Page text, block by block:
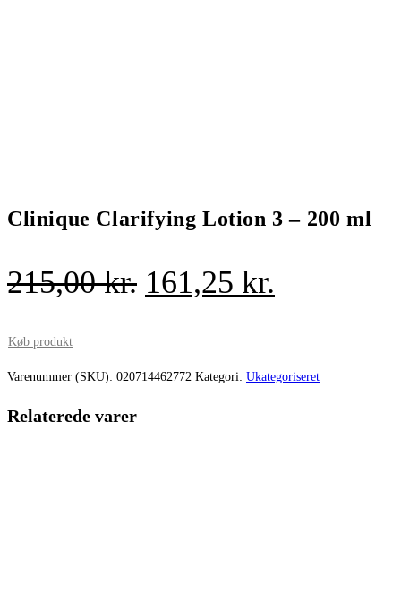
Clinique Clarifying Lotion 3 – 200 ml
215,00kr. Den
var:
161,25 kr.
er:
Køb produkt
Varenummer (SKU): 020714462772 Kategori: Ukategoriseret
Relaterede varer